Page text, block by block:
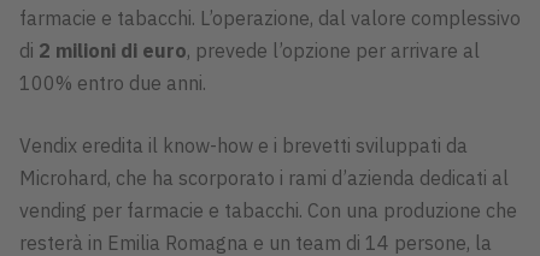
farmacie e tabacchi. L’operazione, dal valore complessivo
di 2 milioni di euro, prevede l’opzione per arrivare al
100% entro due anni.
Vendix eredita il know-how e i brevetti sviluppati da
Microhard, che ha scorporato i rami d’azienda dedicati al
vending per farmacie e tabacchi. Con una produzione che
resterà in Emilia Romagna e un team di 14 persone, la